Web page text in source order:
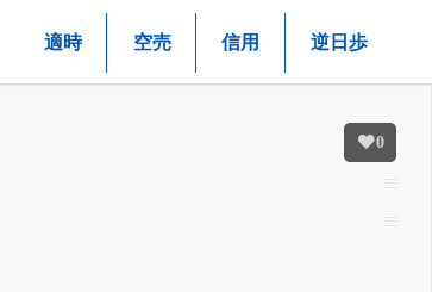
適時 空売 信用 逆日歩
0